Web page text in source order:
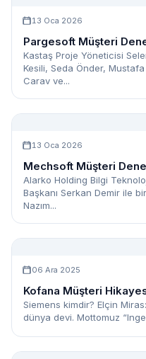
13 Oca 2026
Pargesoft Müşteri
Kastaş Proje Yöneticisi
Kesili, Seda Önder,
Carav ve...
13 Oca 2026
Mechsoft Müşteri
Alarko Holding Bilgi
Başkanı Serkan Demir ile
Nazım...
06 Ara 2025
Kofana Müşteri
Siemens kimdir? Elçin
dünya devi. Mottomuz